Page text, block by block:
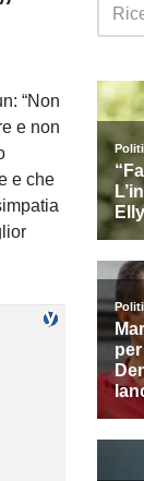
“Non
e non
e che